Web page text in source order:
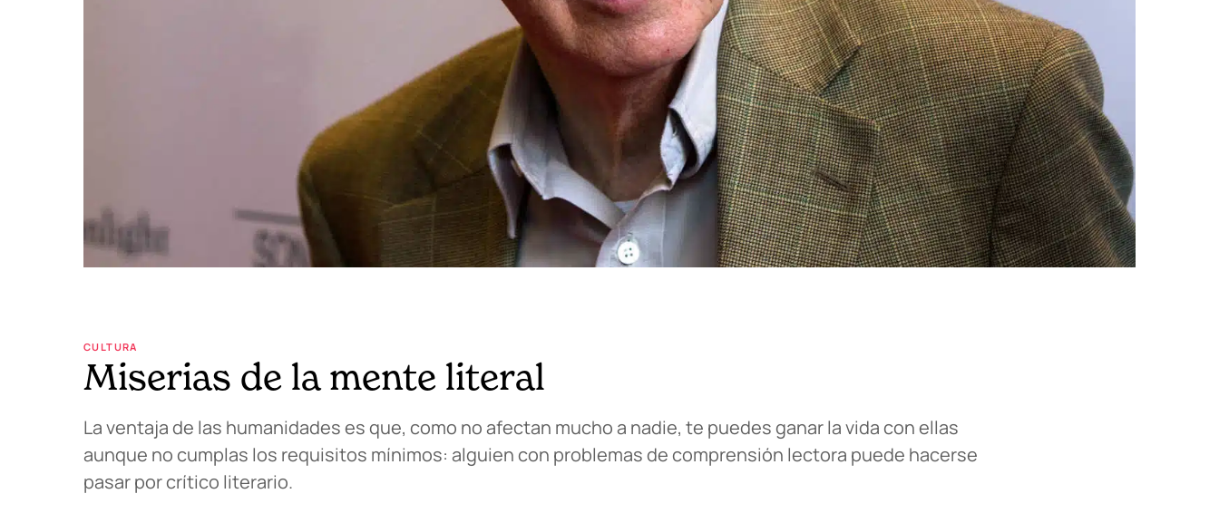
CULTURA
Miserias de la mente literal
La ventaja de las humanidades es que, como no afectan mucho a nadie, te puedes ganar la vida con ellas
aunque no cumplas los requisitos mínimos: alguien con problemas de comprensión lectora puede hacerse
pasar por crítico literario.